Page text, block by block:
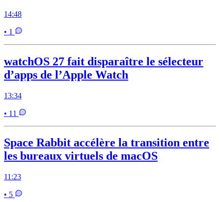
14:48
• 1
watchOS 27 fait disparaître le sélecteur
d’apps de l’Apple Watch
13:34
• 11
Space Rabbit accélère la transition entre
les bureaux virtuels de macOS
11:23
• 5